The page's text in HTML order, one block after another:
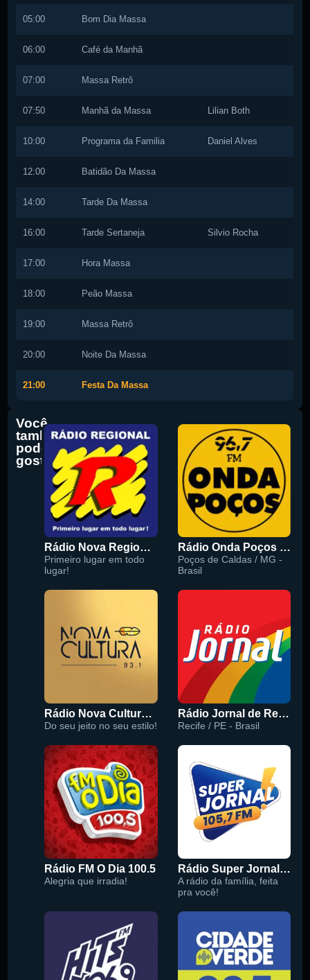
05:00 Bom Dia Massa
06:00 Café da Manhã
07:00 Massa Retrô
07:50 Manhã da Massa Lilian Both
10:00 Programa da Familia Daniel Alves
12:00 Batidão Da Massa
14:00 Tarde Da Massa
16:00 Tarde Sertaneja Silvio Rocha
17:00 Hora Massa
18:00 Peão Massa
19:00 Massa Retrô
20:00 Noite Da Massa
21:00 Festa Da Massa
Você
também
pode
gostar
Rádio Nova Regional 91.5 FM
Primeiro lugar em todo
lugar!
Rádio Onda Poços 96.7 FM
Poços de Caldas / MG -
Brasil
Rádio Nova Cultura 93.1 FM
Do seu jeito no seu estilo!
Rádio Jornal de Recife 90.3 FM
Recife / PE - Brasil
Rádio FM O Dia 100.5
Alegria que irradia!
Rádio Super Jornal 105.7 FM
A rádio da família, feita
pra você!